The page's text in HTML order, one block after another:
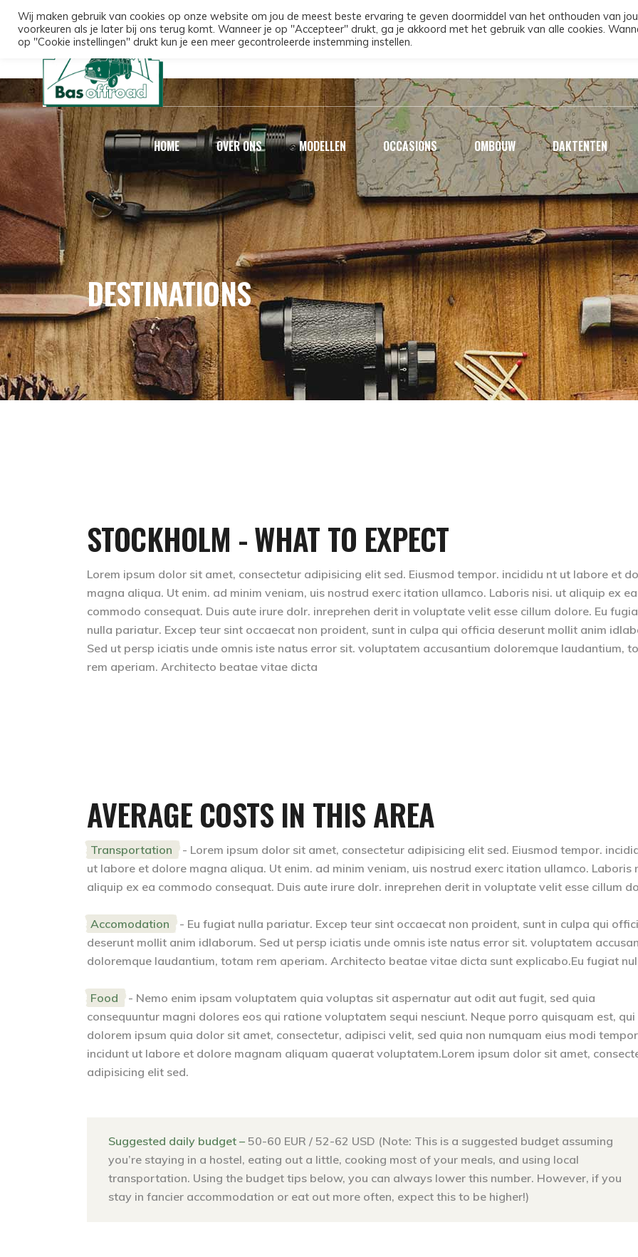
HOME OVER ONS MODELLEN OCCASIONS OMBOUW DAKTENTEN
DESTINATIONS
STOCKHOLM - WHAT TO EXPECT
Lorem ipsum dolor sit amet, consectetur adipisicing elit sed. Eiusmod tempor. incididu nt ut labore et
magna aliqua. Ut enim. ad minim veniam, uis nostrud exerc itation ullamco. Laboris nisi. ut aliquip ex ea
commodo consequat. Duis aute irure dolr. inreprehen derit in voluptate velit esse cillum dolore. Eu
nulla pariatur. Excep teur sint occaecat non proident, sunt in culpa qui officia deserunt mollit anim
Sed ut persp iciatis unde omnis iste natus error sit. voluptatem accusantium doloremque laudantium,
rem aperiam. Architecto beatae vitae dicta
AVERAGE COSTS IN THIS AREA
Transportation - Lorem ipsum dolor sit amet, consectetur adipisicing elit sed. Eiusmod tempor.
ut labore et dolore magna aliqua. Ut enim. ad minim veniam, uis nostrud exerc itation ullamco. Laboris
aliquip ex ea commodo consequat. Duis aute irure dolr. inreprehen derit in voluptate velit esse cillum
Accomodation - Eu fugiat nulla pariatur. Excep teur sint occaecat non proident, sunt in culpa qui
deserunt mollit anim idlaborum. Sed ut persp iciatis unde omnis iste natus error sit. voluptatem
doloremque laudantium, totam rem aperiam. Architecto beatae vitae dicta sunt explicabo.Eu fugiat
Food - Nemo enim ipsam voluptatem quia voluptas sit aspernatur aut odit aut fugit, sed quia
consequuntur magni dolores eos qui ratione voluptatem sequi nesciunt. Neque porro quisquam est, qui
dolorem ipsum quia dolor sit amet, consectetur, adipisci velit, sed quia non numquam eius modi
incidunt ut labore et dolore magnam aliquam quaerat voluptatem.Lorem ipsum dolor sit amet,
adipisicing elit sed.
Suggested daily budget – 50-60 EUR / 52-62 USD (Note: This is a suggested budget assuming
you’re staying in a hostel, eating out a little, cooking most of your meals, and using local
transportation. Using the budget tips below, you can always lower this number. However, if you
stay in fancier accommodation or eat out more often, expect this to be higher!)
Wij maken gebruik van cookies op onze website om jou de meest beste ervaring te geven doormiddel van het onthouden van jou
voorkeuren als je later bij ons terug komt. Wanneer je op "Accepteer" drukt, ga je akkoord met het gebruik van alle cookies.
op "Cookie instellingen" drukt kun je een meer gecontroleerde instemming instellen.